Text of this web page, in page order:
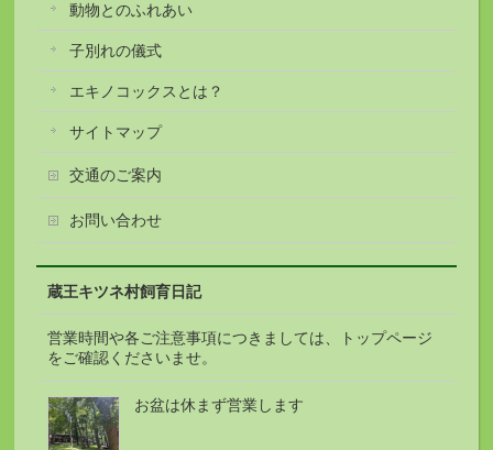
動物とのふれあい
子別れの儀式
エキノコックスとは？
サイトマップ
交通のご案内
お問い合わせ
蔵王キツネ村飼育日記
営業時間や各ご注意事項につきましては、トップページ
をご確認くださいませ。
お盆は休まず営業します